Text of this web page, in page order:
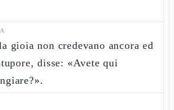
gioia non credevano ancora ed
disse: «Avete qui